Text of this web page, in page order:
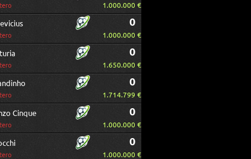
1.000.000 €
0
1.000.000 €
0
1.650.000 €
0
1.714.799 €
Cinque 0
1.000.000 €
0
1.000.000 €